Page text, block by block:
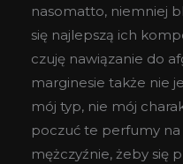
nasomatto, niemniej
się najlepszą ich
czuję nawiązanie do
marginesie także nie
mój typ, nie mój
poczuć te perfumy
mężczyźnie, żeby się